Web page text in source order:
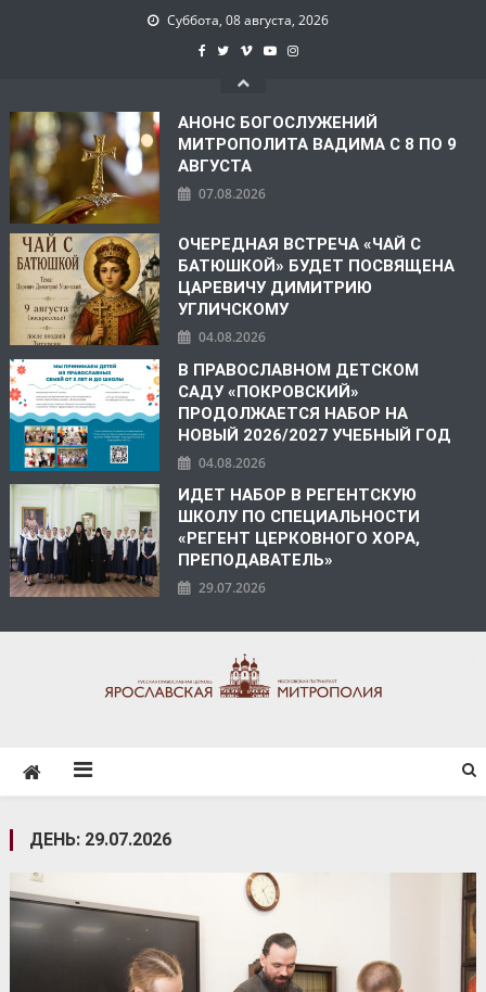
Суббота, 08 августа, 2026
АНОНС БОГОСЛУЖЕНИЙ
МИТРОПОЛИТА ВАДИМА С 8 ПО 9
АВГУСТА
07.08.2026
ОЧЕРЕДНАЯ ВСТРЕЧА «ЧАЙ С
БАТЮШКОЙ» БУДЕТ ПОСВЯЩЕНА
ЦАРЕВИЧУ ДИМИТРИЮ
УГЛИЧСКОМУ
04.08.2026
В ПРАВОСЛАВНОМ ДЕТСКОМ
САДУ «ПОКРОВСКИЙ»
ПРОДОЛЖАЕТСЯ НАБОР НА
НОВЫЙ 2026/2027 УЧЕБНЫЙ ГОД
04.08.2026
ИДЕТ НАБОР В РЕГЕНТСКУЮ
ШКОЛУ ПО СПЕЦИАЛЬНОСТИ
«РЕГЕНТ ЦЕРКОВНОГО ХОРА,
ПРЕПОДАВАТЕЛЬ»
29.07.2026
ДЕНЬ: 29.07.2026